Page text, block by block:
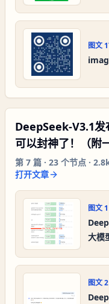
图文
DeepSeek-V3.1发
可以封神了！（附
第 7 篇 · 23 个节点 ·
打开文章
图文 1
大模
图文2